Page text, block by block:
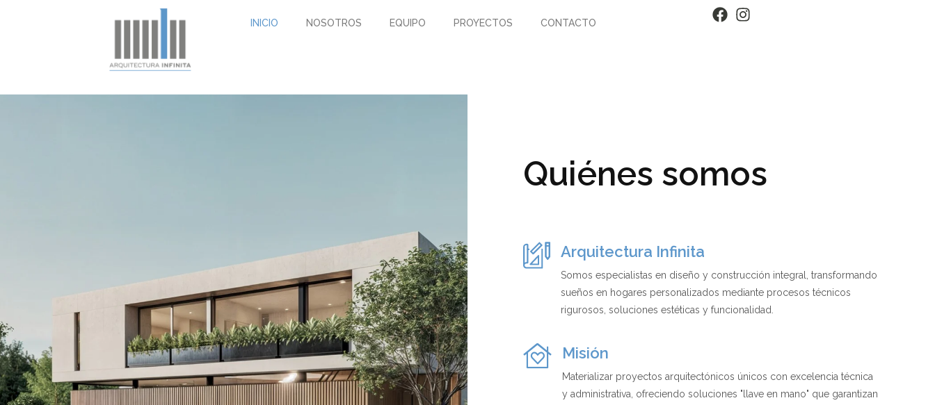
INICIO NOSOTROS EQUIPO PROYECTOS CONTACTO
Quiénes somos
Arquitectura Infinita
Somos especialistas en diseño y construcción integral, transformando
sueños en hogares personalizados mediante procesos técnicos
rigurosos, soluciones estéticas y funcionalidad.
Misión
Materializar proyectos arquitectónicos únicos con excelencia técnica
y administrativa, ofreciendo soluciones "llave en mano" que garantizan